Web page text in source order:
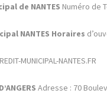
de NANTES Numéro de
NANTES Horaires
MUNICIPAL-NANTES.FR
Adresse : 70